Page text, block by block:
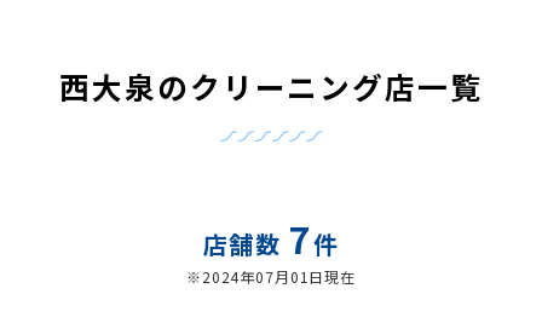
西大泉のクリーニング店一覧
店舗数 7件
※2024年07月01日現在